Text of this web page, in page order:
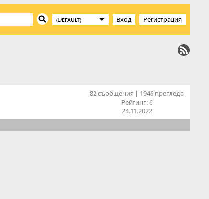
Вход Регистрация
82 съобщения | 1946 прегледа
Рейтинг:6
24.11.2022